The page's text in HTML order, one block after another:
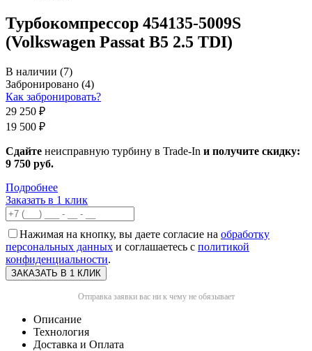
Турбокомпрессор 454135-5009S
(Volkswagen Passat B5 2.5 TDI)
В наличии (7)
Забронировано (4)
Как забронировать?
29 250 ₽
19 500 ₽
Сдайте неисправную турбину в Trade-In и получите скидку:
9 750 руб.
Подробнее
Заказать в 1 клик
Нажимая на кнопку, вы даете согласие на обработку
персональных данных и соглашаетесь с политикой
конфиденциальности.
Отправка заявки вас ни к чему не обязывает
Описание
Технология
Доставка и Оплата